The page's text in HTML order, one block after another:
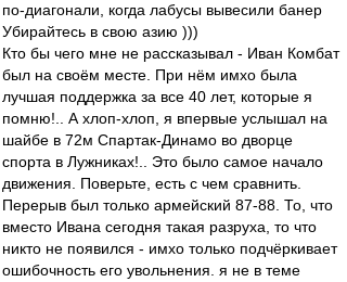
по-диагонали, когда лабусы вывесили банер
Убирайтесь в свою азию )))
Кто бы чего мне не рассказывал - Иван Комбат
был на своём месте. При нём имхо была
лучшая поддержка за все 40 лет, которые я
помню!.. А хлоп-хлоп, я впервые услышал на
шайбе в 72м Спартак-Динамо во дворце
спорта в Лужниках!.. Это было самое начало
движения. Поверьте, есть с чем сравнить.
Перерыв был только армейский 87-88. То, что
вместо Ивана сегодня такая разруха, то что
никто не появился - имхо только подчёркивает
ошибочность его увольнения. я не в теме